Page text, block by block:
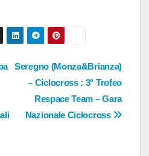
Seregno (Monza&Brianza)
– Ciclocross : 3° Trofeo
Respace Team – Gara
Nazionale Ciclocross